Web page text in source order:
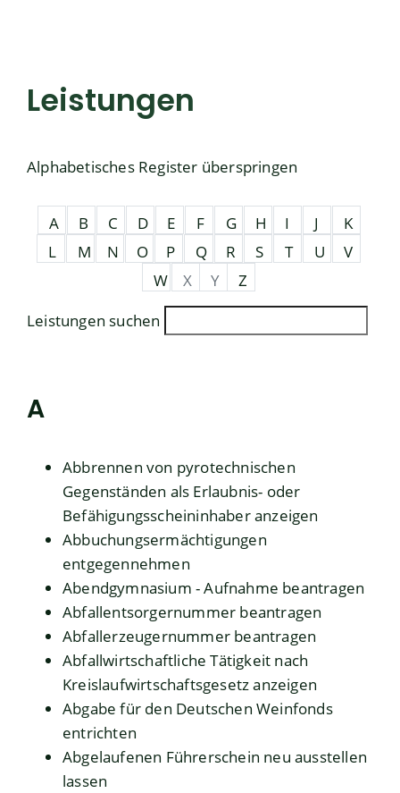
Leistungen
Alphabetisches Register überspringen
A B C D E F G H I J
K
L
M N O P Q R S T U
V
W
X Y
Z
Leistungen suchen
A
Abbrennen von pyrotechnischen
Gegenständen als Erlaubnis- oder
Befähigungsscheininhaber anzeigen
Abbuchungsermächtigungen
entgegennehmen
Abendgymnasium - Aufnahme beantragen
Abfallentsorgernummer beantragen
Abfallerzeugernummer beantragen
Abfallwirtschaftliche Tätigkeit nach
Kreislaufwirtschaftsgesetz anzeigen
Abgabe für den Deutschen Weinfonds
entrichten
Abgelaufenen Führerschein neu ausstellen
lassen